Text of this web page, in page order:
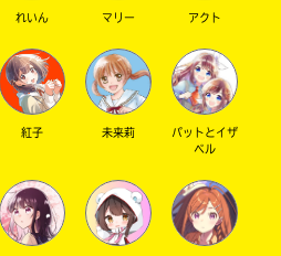
シェアする
れいん マリー アクト
紅子 未来莉
パットとイザ
ベル